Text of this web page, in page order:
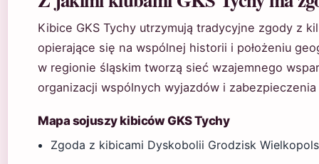
Kibice GKS Tychy utrzymują tradycyjne zgody z
opierające się na wspólnej historii i położeniu
w regionie śląskim tworzą sieć wzajemnego
organizacji wspólnych wyjazdów i
Mapa sojuszy kibiców GKS Tychy
Zgoda z kibicami Dyskobolii Grodzisk